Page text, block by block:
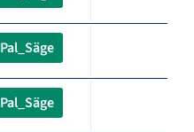
Pal_Säge
Pal_Säge